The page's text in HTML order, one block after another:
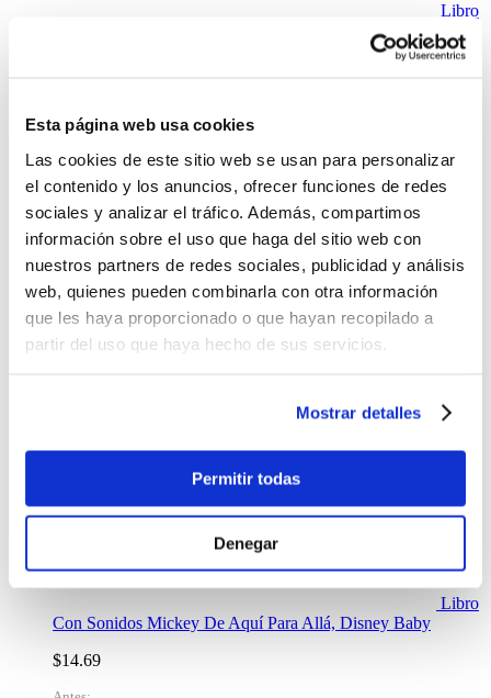
Esta página web usa cookies
Las cookies de este sitio web se usan para personalizar
el contenido y los anuncios, ofrecer funciones de redes
sociales y analizar el tráfico. Además, compartimos
información sobre el uso que haga del sitio web con
nuestros partners de redes sociales, publicidad y análisis
web, quienes pueden combinarla con otra información
que les haya proporcionado o que hayan recopilado a
partir del uso que haya hecho de sus servicios.
Mostrar detalles
Permitir todas
Denegar
Libro
Cuento Pop Up Harry Potter Flip Pop: Hermione Granger
Lo quiero
%OFF
Libro
Con Sonidos Mickey De Aquí Para Allá, Disney Baby
$14.69